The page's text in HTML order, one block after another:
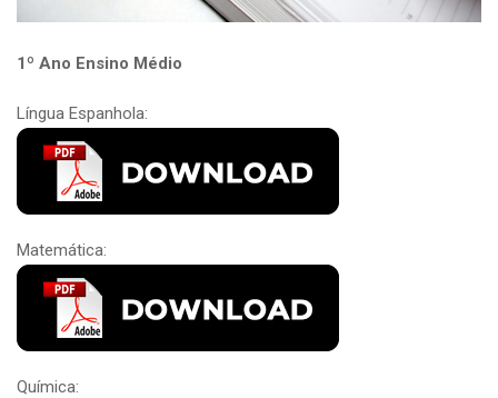
1º Ano Ensino Médio
Língua Espanhola:
Matemática:
Química: